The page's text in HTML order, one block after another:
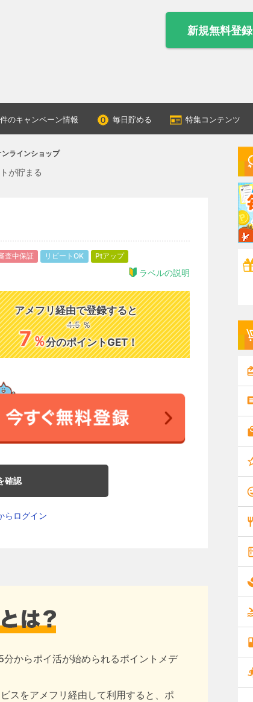
新規無料登録
のキャンペーン情報 毎日貯める 特集コンテンツ
ラインショップ
が貯まる
査中保証 リピートOK Ptアップ
ラベルの説明
アメフリ経由で登録すると
4.5 ％
7％分のポイントGET！
確認
らログイン
からポイ活が始められるポイントメデ
スをアメフリ経由して利用すると、ポ